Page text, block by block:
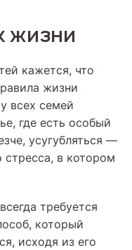
жизни
кажется, что
жизни
всех семей
где есть особый
усугубляться —
стресса, в котором
требуется
который
исходя из его